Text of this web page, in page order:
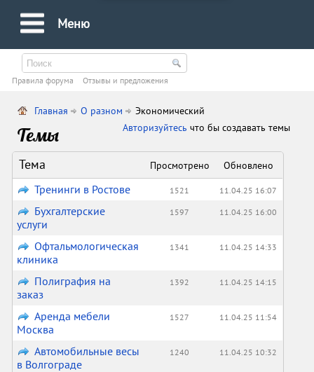
Меню
Правила форума Oтзывы и предложения
Главная О разном
Экономический
Авторизуйтесь что бы создавать темы
Темы
Тема Просмотрено Обновлено
Тренинги в Ростове 1521 11.04.25 16:07
Бухгалтерские
услуги
1597 11.04.25 16:00
Офтальмологическая
клиника
1341 11.04.25 14:33
Полиграфия на
заказ
1392 11.04.25 14:15
Аренда мебели
Москва
1527 11.04.25 11:54
Автомобильные весы
в Волгограде
1240 11.04.25 10:32